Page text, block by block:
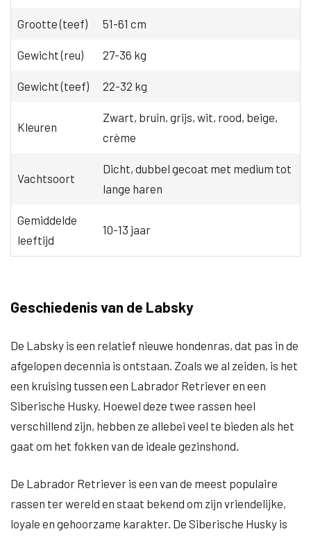
Grootte (teef) 51-61 cm
Gewicht (reu) 27-36 kg
Gewicht (teef) 22-32 kg
Kleuren
Zwart, bruin, grijs, wit, rood, beige,
crème
Vachtsoort
Dicht, dubbel gecoat met medium tot
lange haren
Gemiddelde
leeftijd
10-13 jaar
Geschiedenis van de Labsky
De Labsky is een relatief nieuwe hondenras, dat pas in de
afgelopen decennia is ontstaan. Zoals we al zeiden, is het
een kruising tussen een Labrador Retriever en een
Siberische Husky. Hoewel deze twee rassen heel
verschillend zijn, hebben ze allebei veel te bieden als het
gaat om het fokken van de ideale gezinshond.
De Labrador Retriever is een van de meest populaire
rassen ter wereld en staat bekend om zijn vriendelijke,
loyale en gehoorzame karakter. De Siberische Husky is